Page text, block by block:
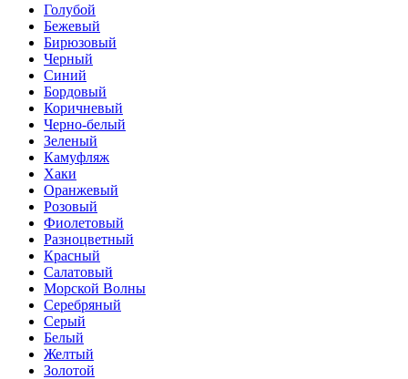
Голубой
Бежевый
Бирюзовый
Черный
Синий
Бордовый
Коричневый
Черно-белый
Зеленый
Камуфляж
Хаки
Оранжевый
Розовый
Фиолетовый
Разноцветный
Красный
Салатовый
Морской Волны
Серебряный
Серый
Белый
Желтый
Золотой